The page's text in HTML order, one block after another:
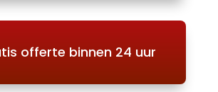
offerte binnen 24 uur